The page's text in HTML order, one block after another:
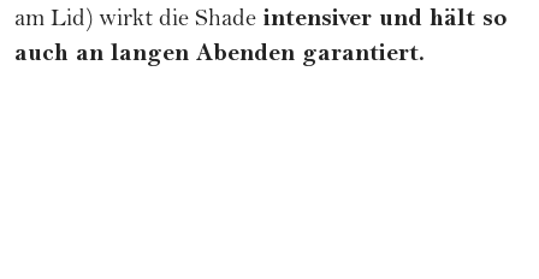
am Lid) wirkt die Shade intensiver und hält so
auch an langen Abenden garantiert.